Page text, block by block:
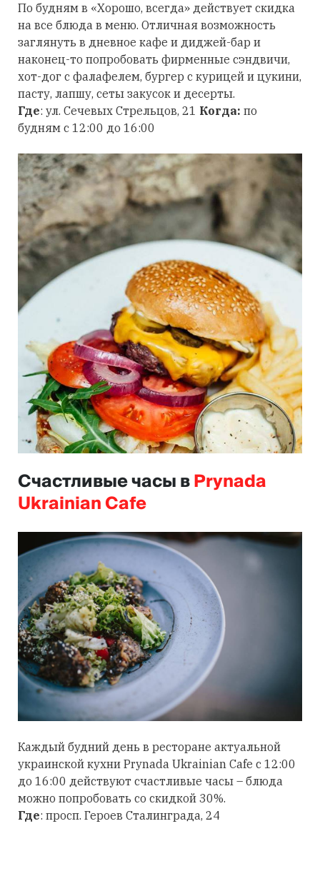
По будням в «Хорошо, всегда» действует скидка
на все блюда в меню. Отличная возможность
заглянуть в дневное кафе и диджей-бар и
наконец-то попробовать фирменные сэндвичи,
хот-дог с фалафелем, бургер с курицей и цукини,
пасту, лапшу, сеты закусок и десерты.
Где: ул. Сечевых Стрельцов, 21 Когда: по
будням с 12:00 до 16:00
Счастливые часы вPrynada
Ukrainian Cafe
Каждый будний день в ресторане актуальной
украинской кухни Prynada Ukrainian Cafe с 12:00
до 16:00 действуют счастливые часы – блюда
можно попробовать со скидкой 30%.
Где: просп. Героев Сталинграда, 24